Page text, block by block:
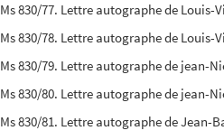
Ms 830/77. Lettre autographe de
Ms 830/78. Lettre autographe de
Ms 830/79. Lettre autographe de jean-
Ms 830/80. Lettre autographe de jean-
Ms 830/81. Lettre autographe de Jean-